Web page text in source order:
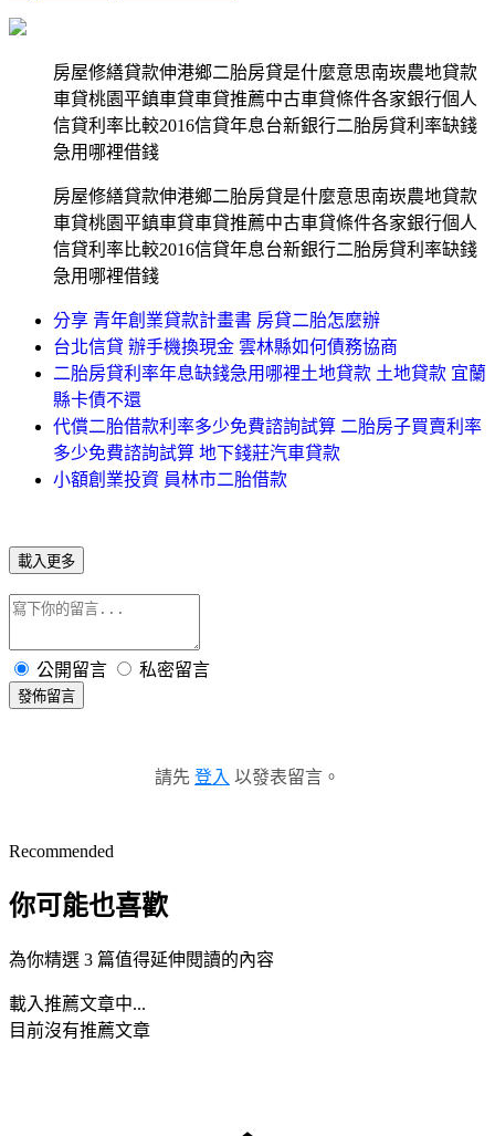
房屋修繕貸款伸港鄉二胎房貸是什麼意思南崁農地貸款
車貸桃園平鎮車貸車貸推薦中古車貸條件各家銀行個人
信貸利率比較2016信貸年息台新銀行二胎房貸利率缺錢
急用哪裡借錢
房屋修繕貸款伸港鄉二胎房貸是什麼意思南崁農地貸款
車貸桃園平鎮車貸車貸推薦中古車貸條件各家銀行個人
信貸利率比較2016信貸年息台新銀行二胎房貸利率缺錢
急用哪裡借錢
分享 青年創業貸款計畫書 房貸二胎怎麼辦
台北信貸 辦手機換現金 雲林縣如何債務協商
二胎房貸利率年息缺錢急用哪裡土地貸款 土地貸款 宜蘭
縣卡債不還
代償二胎借款利率多少免費諮詢試算 二胎房子買賣利率
多少免費諮詢試算 地下錢莊汽車貸款
小額創業投資 員林市二胎借款
載入更多
公開留言 私密留言
發佈留言
請先 登入 以發表留言。
Recommended
你可能也喜歡
為你精選 3 篇值得延伸閱讀的內容
載入推薦文章中...
目前沒有推薦文章